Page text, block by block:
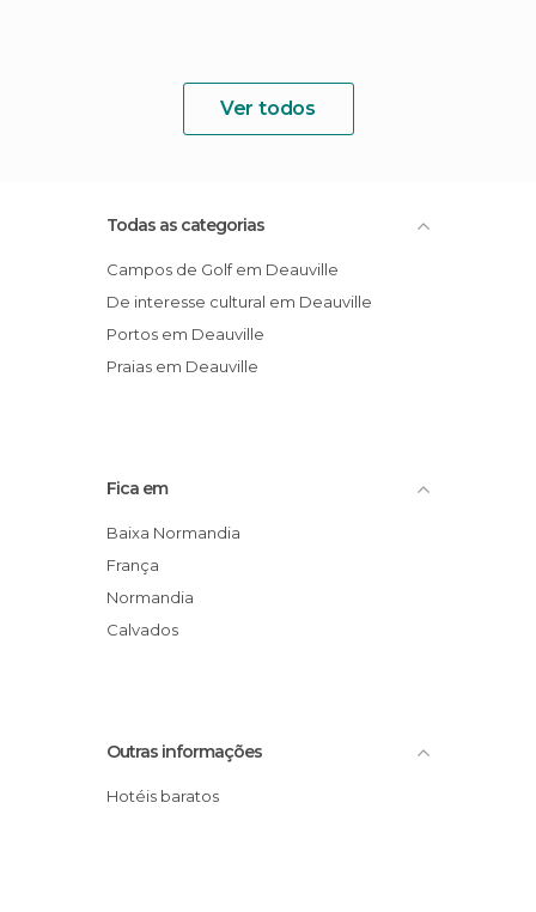
Ver todos
Todas as categorias
Campos de Golf em Deauville
De interesse cultural em Deauville
Portos em Deauville
Praias em Deauville
Fica em
Baixa Normandia
França
Normandia
Calvados
Outras informações
Hotéis baratos